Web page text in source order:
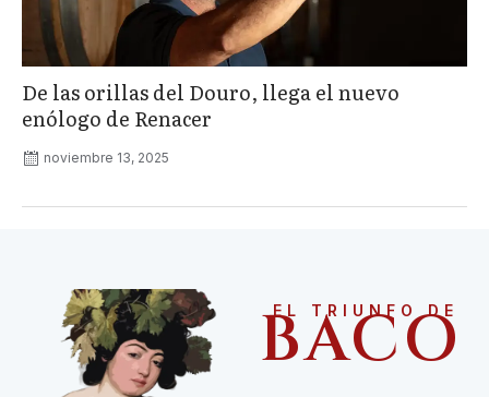
De las orillas del Douro, llega el nuevo
enólogo de Renacer
noviembre 13, 2025
EL TRIUNFO DE
BACO